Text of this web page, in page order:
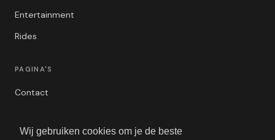
Wij gebruiken cookies om je de beste
Entertainment
Rides
PAGINA'S
Contact
Algemene Voorwaarden